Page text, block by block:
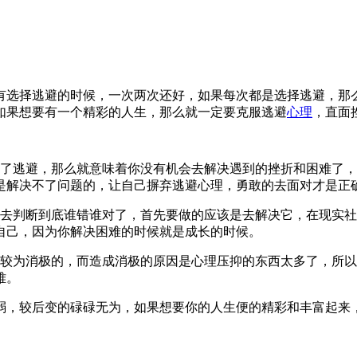
逃避的时候，一次两次还好，如果每次都是选择逃避，那
想要有一个精彩的人生，那么就一定要克服逃避心理 ，直面
避，那么就意味着你没有机会去解决遇到的挫折和困难了
决不了问题的，让自己摒弃逃避心理，勇敢的去面对才是正
断到底谁错谁对了，首先要做的应该是去解决它，在现实
，因为你解决困难的时候就是成长的时候。
消极的，而造成消极的原因是心理压抑的东西太多了，所
后变的碌碌无为，如果想要你的人生便的精彩和丰富起来